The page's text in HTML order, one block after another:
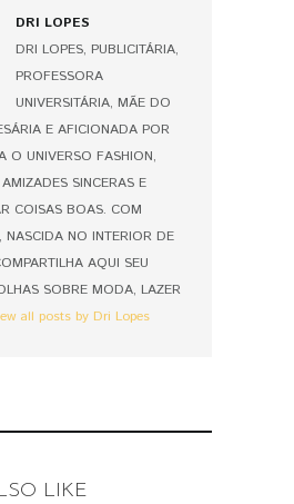
DRI LOPES
DRI LOPES, PUBLICITÁRIA,
PROFESSORA
UNIVERSITÁRIA, MÃE DO
E AFICIONADA POR
O UNIVERSO FASHION,
SINCERAS E
COISAS BOAS. COM
NASCIDA NO INTERIOR DE
AQUI SEU
SOBRE MODA, LAZER
all posts by Dri Lopes
LIKE